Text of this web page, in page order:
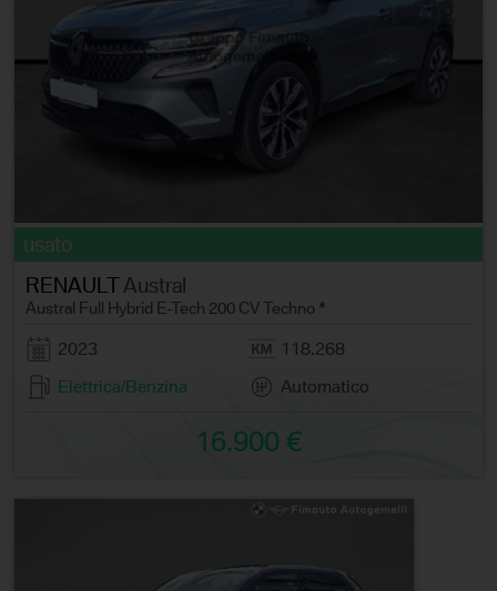
usato
RENAULTAustral
Austral Full Hybrid E-Tech 200 CV Techno *
2023
118.268
Elettrica/Benzina
Automatico
16.900 €